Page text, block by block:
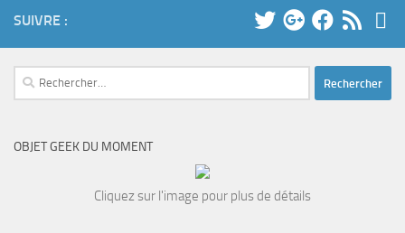
SUIVRE :
Rechercher :
OBJET GEEK DU MOMENT
Cliquez sur l'image pour plus de détails